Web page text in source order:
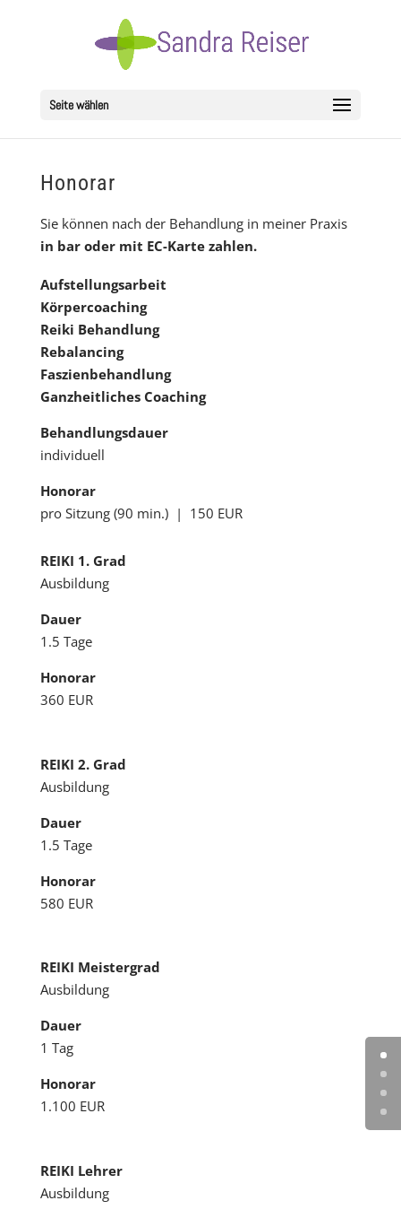
Seite wählen
Honorar
Sie können nach der Behandlung in meiner Praxis
in bar oder mit EC-Karte zahlen.
Aufstellungsarbeit
Körpercoaching
Reiki Behandlung
Rebalancing
Faszienbehandlung
Ganzheitliches Coaching
Behandlungsdauer
individuell
Honorar
pro Sitzung (90 min.) | 150 EUR
REIKI 1. Grad
Ausbildung
Dauer
1.5 Tage
Honorar
360 EUR
REIKI 2. Grad
Ausbildung
Dauer
1.5 Tage
Honorar
580 EUR
REIKI Meistergrad
Ausbildung
Dauer
1 Tag
Honorar
1.100 EUR
REIKI Lehrer
Ausbildung